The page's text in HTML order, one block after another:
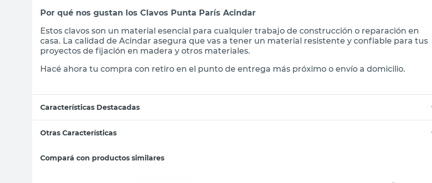
Por qué nos gustan los Clavos Punta París Acindar
Estos clavos son un material esencial para cualquier trabajo de construcción o reparación en
casa. La calidad de Acindar asegura que vas a tener un material resistente y confiable para tus
proyectos de fijación en madera y otros materiales.
Hacé ahora tu compra con retiro en el punto de entrega más próximo o envío a domicilio.
Características Destacadas
Otras Características
Compará con productos similares